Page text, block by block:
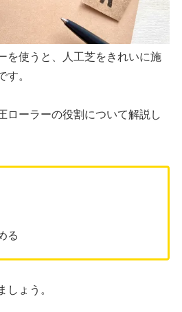
を使うと、人工芝をきれいに施
す。
ローラーの役割について解説し
る
しょう。